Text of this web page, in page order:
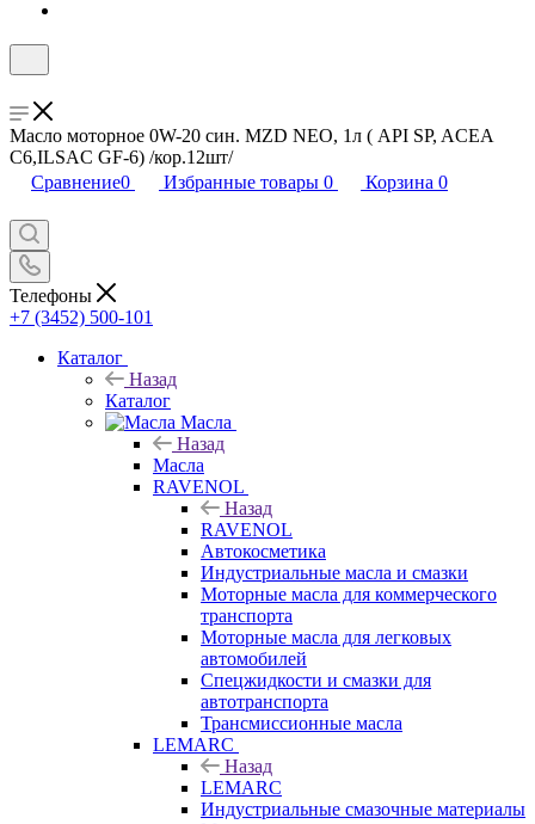
Масло моторное 0W-20 син. MZD NEO, 1л ( API SP, ACEA
C6,ILSAC GF-6) /кор.12шт/
Сравнение0 Избранные товары 0 Корзина 0
Телефоны
+7 (3452) 500-101
Каталог
Назад
Каталог
Масла
Назад
Масла
RAVENOL
Назад
RAVENOL
Автокосметика
Индустриальные масла и смазки
Моторные масла для коммерческого
транспорта
Моторные масла для легковых
автомобилей
Спецжидкости и смазки для
автотранспорта
Трансмиссионные масла
LEMARC
Назад
LEMARC
Индустриальные смазочные материалы